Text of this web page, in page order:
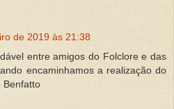
de 2019 às 21:38
entre amigos do Folclore e das
encaminhamos a realização do
Benfatto